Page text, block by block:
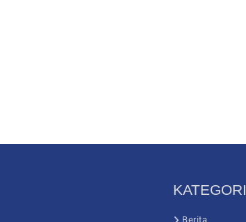
KATEGORI
Berita